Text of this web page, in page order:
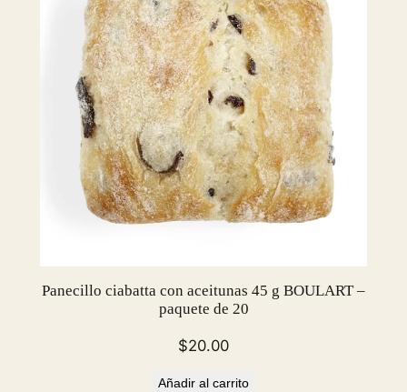
Panecillo ciabatta con aceitunas 45 g BOULART –
paquete de 20
$20.00
Añadir al carrito